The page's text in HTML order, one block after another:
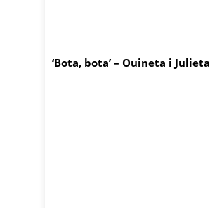
‘Bota, bota’ – Ouineta i Julieta